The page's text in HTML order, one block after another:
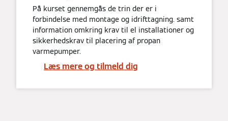
På kurset gennemgås de trin der er i
forbindelse med montage og idrifttagning. samt
information omkring krav til el installationer og
sikkerhedskrav til placering af propan
varmepumper.
Læs mere og tilmeld dig